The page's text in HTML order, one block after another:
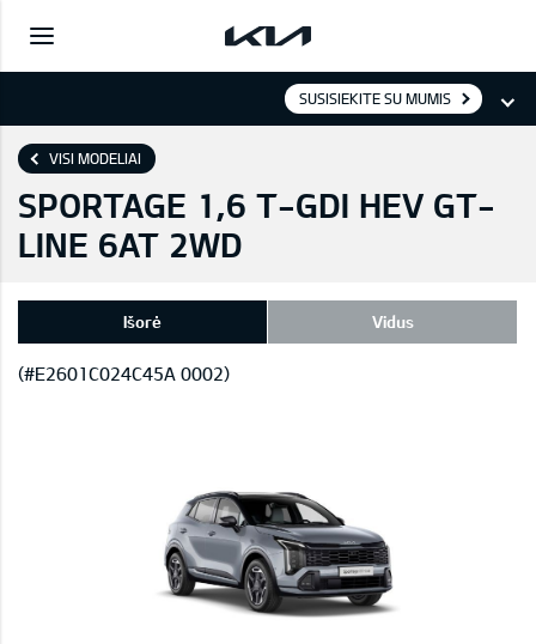
SUSISIEKITE SU MUMIS
VISI MODELIAI
SPORTAGE 1,6 T-GDI HEV GT-
LINE 6AT 2WD
Išorė Vidus
(#E2601C024C45A 0002)